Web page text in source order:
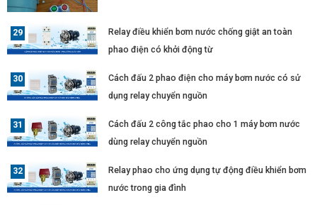
Relay điều khiển bơm nước chống giật an toàn
phao điện có khởi động từ
Cách đấu 2 phao điện cho máy bơm nước có sử
dụng relay chuyển nguồn
Cách đấu 2 công tắc phao cho 1 máy bơm nước
dùng relay chuyển nguồn
Relay phao cho ứng dụng tự động điều khiển bơm
nước trong gia đình